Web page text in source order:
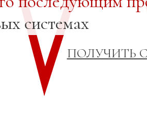
системах
ПОЛУЧИТЬ